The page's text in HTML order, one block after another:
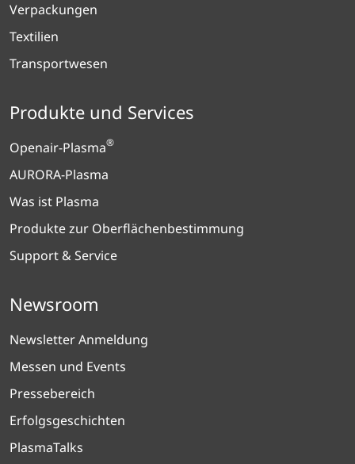
Verpackungen
Textilien
Transportwesen
Produkte und Services
Openair-Plasma®
AURORA-Plasma
Was ist Plasma
Produkte zur Oberflächenbestimmung
Support & Service
Newsroom
Newsletter Anmeldung
Messen und Events
Pressebereich
Erfolgsgeschichten
PlasmaTalks